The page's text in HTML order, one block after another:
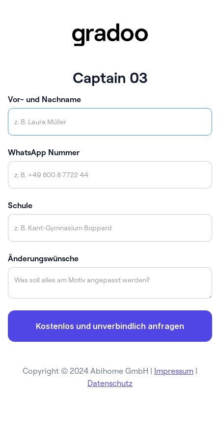
Captain 03
Vor- und Nachname
WhatsApp Nummer
Schule
Änderungswünsche
Copyright © 2024 Abihome GmbH | Impressum |
Datenschutz